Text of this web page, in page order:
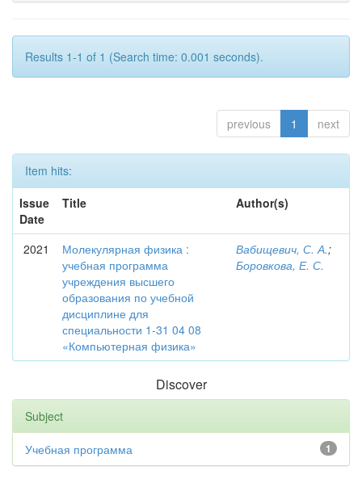
Results 1-1 of 1 (Search time: 0.001 seconds).
previous 1 next
Item hits:
Issue
Date
Title Author(s)
2021
Молекулярная физика :
учебная программа
учреждения высшего
образования по учебной
дисциплине для
специальности 1-31 04 08
«Компьютерная физика»
Вабищевич, С. А.;
Боровкова, Е. С.
Discover
Subject
1
Учебная программа